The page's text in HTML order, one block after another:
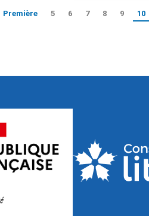
Première 5 6 7 8 9 10